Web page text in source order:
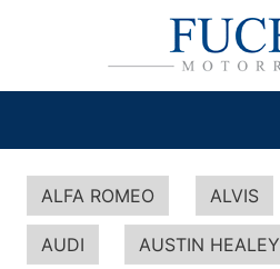
ALFA ROMEO ALVIS
AUDI AUSTIN HEALEY